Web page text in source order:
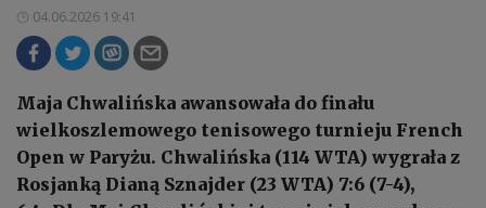
04.06.2026 19:41
Maja Chwalińska awansowała do finału
wielkoszlemowego tenisowego turnieju French
Open w Paryżu. Chwalińska (114 WTA) wygrała z
Rosjanką Dianą Sznajder (23 WTA) 7:6 (7-4),